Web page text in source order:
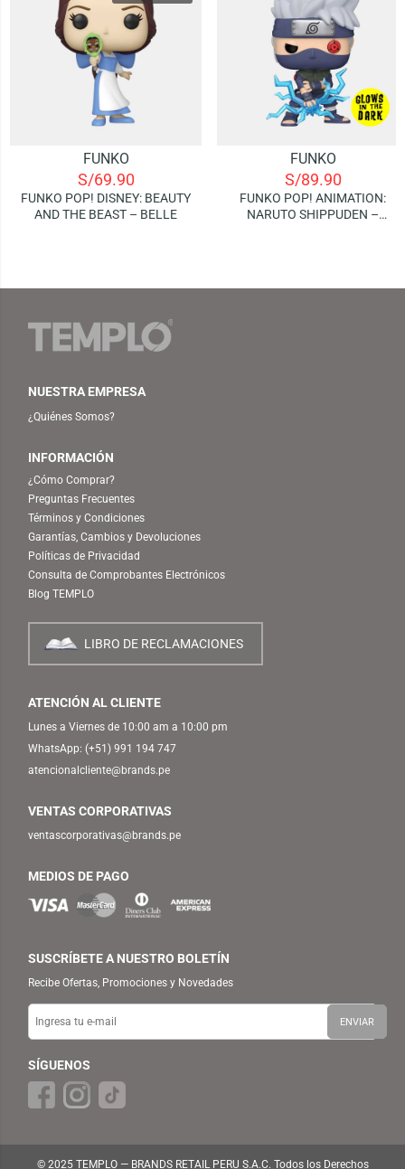
FUNKO
S/69.90
FUNKO POP! DISNEY: BEAUTY
AND THE BEAST – BELLE
FUNKO
S/89.90
FUNKO POP! ANIMATION:
NARUTO SHIPPUDEN –
NUESTRA EMPRESA
¿Quiénes Somos?
INFORMACIÓN
¿Cómo Comprar?
Preguntas Frecuentes
Términos y Condiciones
Garantías, Cambios y Devoluciones
Políticas de Privacidad
Consulta de Comprobantes Electrónicos
Blog TEMPLO
LIBRO DE RECLAMACIONES
ATENCIÓN AL CLIENTE
Lunes a Viernes de 10:00 am a 10:00 pm
WhatsApp: (+51) 991 194 747
atencionalcliente@brands.pe
VENTAS CORPORATIVAS
ventascorporativas@brands.pe
MEDIOS DE PAGO
SUSCRÍBETE A NUESTRO BOLETÍN
Recibe Ofertas, Promociones y Novedades
SÍGUENOS
© 2025 TEMPLO — BRANDS RETAIL PERU S.A.C. Todos los Derechos